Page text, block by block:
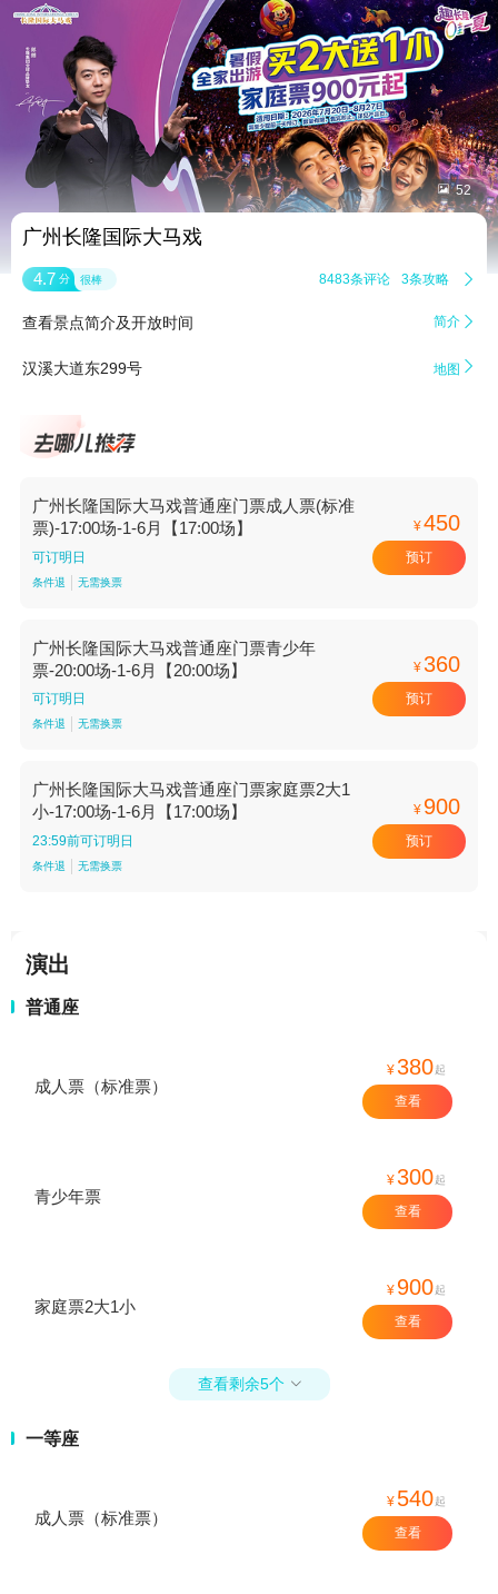
 52
广州长隆国际大马戏
4.7 分 很棒 8483条评论 3条攻略 
查看景点简介及开放时间 简介 
汉溪大道东299号 地图 
广州长隆国际大马戏普通座门票成人票(标准
票)-17:00场-1-6月【17:00场】
可订明日
条件退 无需换票
¥450
预订
广州长隆国际大马戏普通座门票青少年
票-20:00场-1-6月【20:00场】
可订明日
条件退 无需换票
¥360
预订
广州长隆国际大马戏普通座门票家庭票2大1
小-17:00场-1-6月【17:00场】
23:59前可订明日
条件退 无需换票
¥ 900
预订
演出
普通座
成人票（标准票）
¥380起
查看
青少年票
¥300起
查看
家庭票2大1小
¥ 900起
查看
查看剩余5个 
一等座
成人票（标准票）
¥ 540起
查看
